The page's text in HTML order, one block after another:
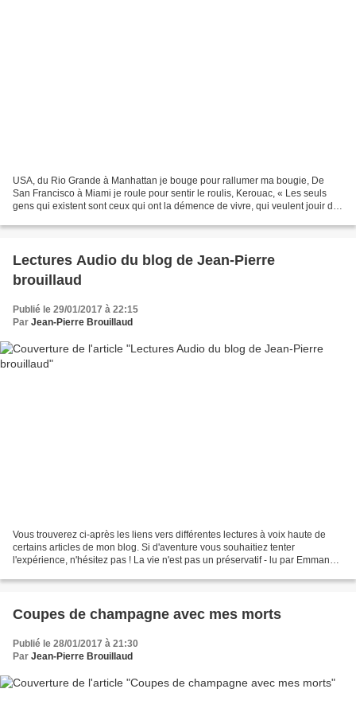
USA, du Rio Grande à Manhattan je bouge pour rallumer ma bougie, De
San Francisco à Miami je roule pour sentir le roulis, Kerouac, « Les seuls
gens qui existent sont ceux qui ont la démence de vivre, qui veulent jouir de
Lectures Audio du blog de Jean-Pierre
brouillaud
Publié le 29/01/2017 à 22:15
Par Jean-Pierre Brouillaud
Vous trouverez ci-après les liens vers différentes lectures à voix haute de
certains articles de mon blog. Si d'aventure vous souhaitiez tenter
l'expérience, n'hésitez pas ! La vie n'est pas un préservatif - lu par Emmanuel
Coupes de champagne avec mes morts
Publié le 28/01/2017 à 21:30
Par Jean-Pierre Brouillaud